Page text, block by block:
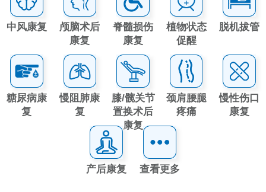
中风康复
颅脑术后
康复
脊髓损伤
康复
植物状态
促醒
脱机拔管
糖尿病康
复
慢阻肺康
复
膝/髋关节
置换术后
康复
颈肩腰腿
疼痛
慢性伤口
康复
产后康复 查看更多